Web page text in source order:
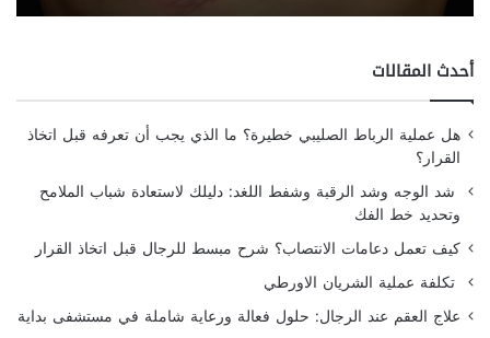
أحدث المقالات
هل عملية الرباط الصليبي خطيرة؟ ما الذي يجب أن تعرفه قبل اتخاذ
القرار؟
شد الوجه وشد الرقبة وشفط اللغد: دليلك لاستعادة شباب الملامح
وتحديد خط الفك
كيف تعمل دعامات الانتصاب؟ شرح مبسط للرجال قبل اتخاذ القرار
تكلفة عملية الشريان الاورطي
علاج العقم عند الرجال: حلول فعالة ورعاية شاملة في مستشفى بداية